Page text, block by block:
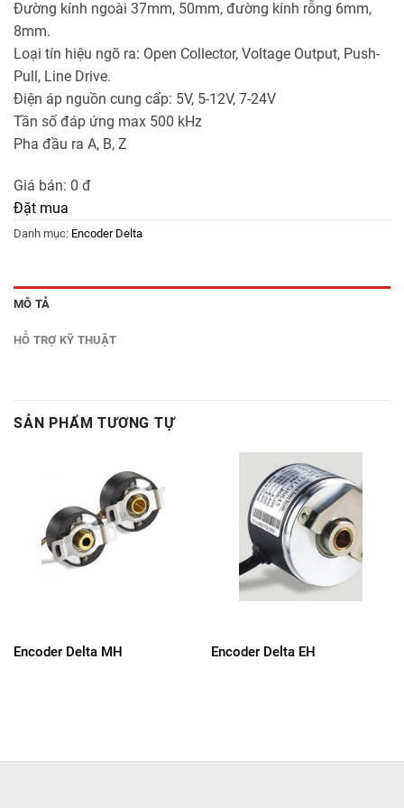
Đường kính ngoài 37mm, 50mm, đường kính rỗng 6mm,
8mm.
Loại tín hiệu ngõ ra: Open Collector, Voltage Output, Push-
Pull, Line Drive.
Điện áp nguồn cung cấp: 5V, 5-12V, 7-24V
Tần số đáp ứng max 500 kHz
Pha đầu ra A, B, Z
Giá bán: 0 đ
Đặt mua
Danh mục: Encoder Delta
MÔ TẢ
HỖ TRỢ KỸ THUẬT
SẢN PHẨM TƯƠNG TỰ
Encoder Delta MH Encoder Delta EH